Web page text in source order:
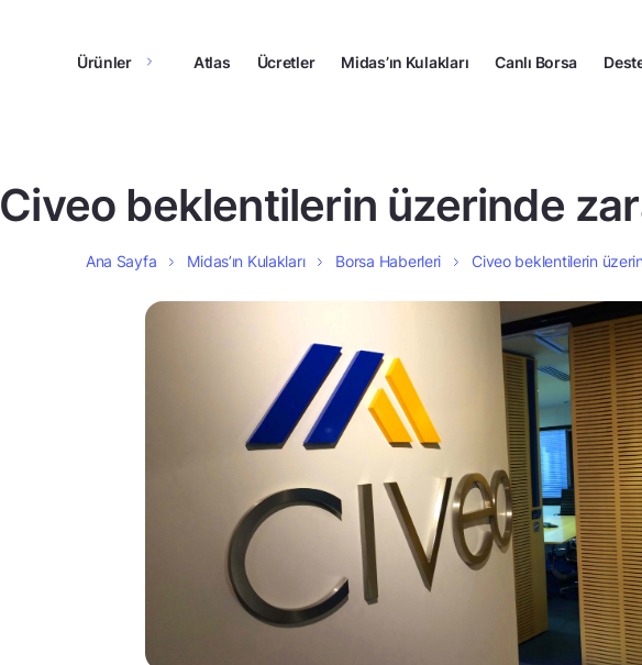
Ürünler Atlas Ücretler Midas’ın Kulakları Canlı Borsa
Civeo beklentilerin üzerinde
Ana Sayfa Midas’ın Kulakları Borsa Haberleri Civeo beklentilerin